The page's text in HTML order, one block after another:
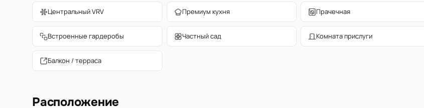
Центральный VRV Премиум кухня Прачечная
Встроенные гардеробы Частный сад Комната прислуги
Балкон / терраса
Расположение